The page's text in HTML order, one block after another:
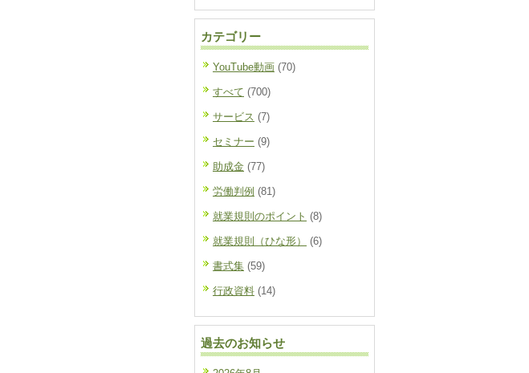
カテゴリー
YouTube動画 (70)
すべて (700)
サービス (7)
セミナー (9)
助成金 (77)
労働判例 (81)
就業規則のポイント (8)
就業規則（ひな形） (6)
書式集 (59)
行政資料 (14)
過去のお知らせ